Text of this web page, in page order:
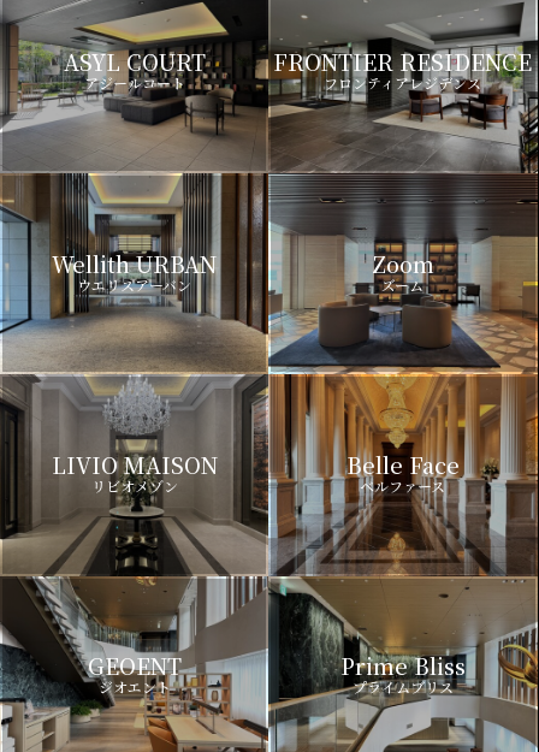
ASYL COURT
アジールコート
FRONTIER RESIDENCE
フロンティアレジデンス
Wellith URBAN
ウエリスアーバン
Zoom
ズーム
LIVIO MAISON
リビオメゾン
Belle Face
ベルファース
GEOENT
ジオエント
Prime Bliss
プライムブリス